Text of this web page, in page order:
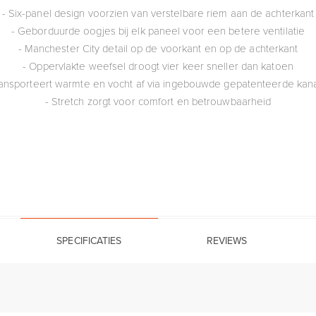
- Six-panel design voorzien van verstelbare riem aan de achterkant
- Geborduurde oogjes bij elk paneel voor een betere ventilatie
- Manchester City detail op de voorkant en op de achterkant
- Oppervlakte weefsel droogt vier keer sneller dan katoen
warmte en vocht af via ingebouwde gepatenteerde
- Stretch zorgt voor comfort en betrouwbaarheid
SPECIFICATIES REVIEWS